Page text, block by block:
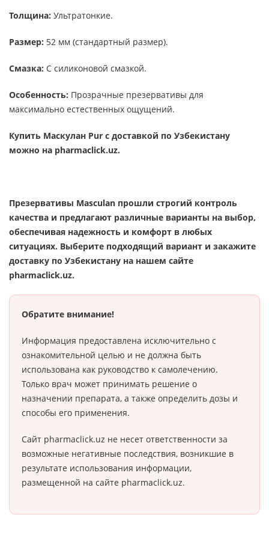
Толщина: Ультратонкие.
Размер: 52 мм (стандартный размер).
Смазка: С силиконовой смазкой.
Особенность: Прозрачные презервативы для
максимально естественных ощущений.
Купить Маскулан Pur с доставкой по Узбекистану
можно на pharmaclick.uz.
Презервативы Masculan прошли строгий контроль
качества и предлагают различные варианты на выбор,
обеспечивая надежность и комфорт в любых
ситуациях. Выберите подходящий вариант и закажите
доставку по Узбекистану на нашем сайте
pharmaclick.uz.
Обратите внимание!
Информация предоставлена исключительно с
ознакомительной целью и не должна быть
использована как руководство к самолечению.
Только врач может принимать решение о
назначении препарата, а также определить дозы и
способы его применения.
Сайт pharmaclick.uz не несет ответственности за
возможные негативные последствия, возникшие в
результате использования информации,
размещенной на сайте pharmaclick.uz.